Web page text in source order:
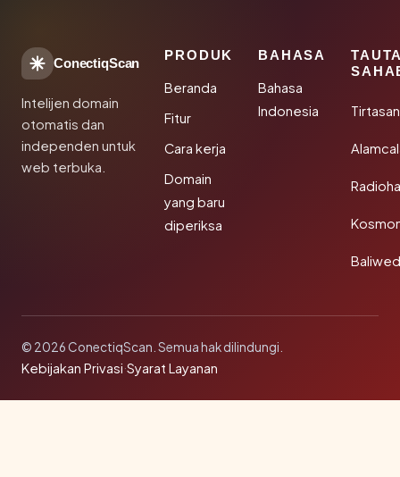
ConectiqScan
Intelijen domain
otomatis dan
independen untuk
web terbuka.
PRODUK
Beranda
Fitur
Cara kerja
Domain
yang baru
diperiksa
BAHASA
Bahasa
Indonesia
© 2026 ConectiqScan. Semua hak dilindungi.
Kebijakan Privasi·Syarat Layanan